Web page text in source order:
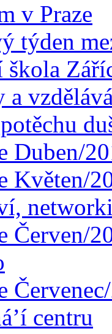
v Praze
týden
škola
Duben/
Květen/
Červen/
centru